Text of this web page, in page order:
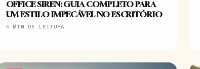
OFFICE SIREN: GUIA COMPLETO PARA
UM ESTILO IMPECÁVEL NO ESCRITÓRIO
5 MIN DE LEITURA